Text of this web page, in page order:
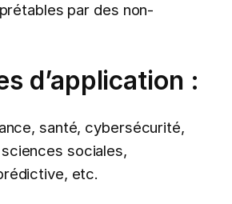
par des non-
d’application :
santé, cybersécurité,
sociales,
etc.